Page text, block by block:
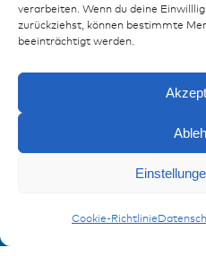
verarbeiten. Wenn du deine
zurückziehst, können bestimmte
beeinträchtigt werden.
Cookie-Richtlinie
Publikationen
Referenzen
Datenschutz
Kontaktformular